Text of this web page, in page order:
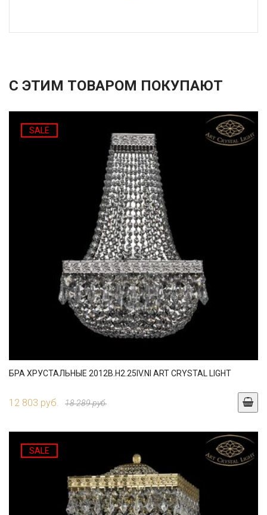
С ЭТИМ ТОВАРОМ ПОКУПАЮТ
SALE
БРА ХРУСТАЛЬНЫЕ 2012B.H2.25IV.NI ART CRYSTAL LIGHT
12 803 руб. 18 289 руб.
SALE